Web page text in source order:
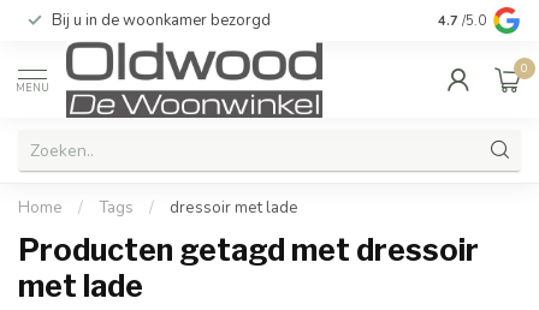
Bij u in de woonkamer bezorgd Kwaliteit &
4.7 /5.0
MENU
0
Home / Tags / dressoir met lade
Producten getagd met dressoir
met lade